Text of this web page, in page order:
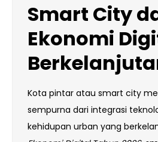
Smart City
Ekonomi
Kota pintar atau smart city
sempurna dari integrasi
kehidupan urban yang